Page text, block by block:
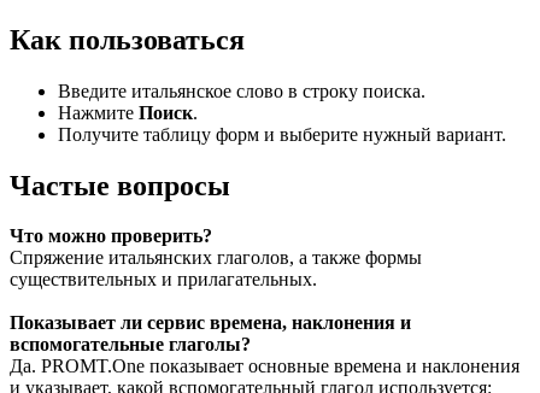
Как пользоваться
Введите итальянское слово в строку поиска.
Нажмите Поиск.
Получите таблицу форм и выберите нужный вариант.
Частые вопросы
Что можно проверить?
Спряжение итальянских глаголов, а также формы
существительных и прилагательных.
Показывает ли сервис времена, наклонения и
вспомогательные глаголы?
Да. PROMT.One показывает основные времена и наклонения
и указывает, какой вспомогательный глагол используется: